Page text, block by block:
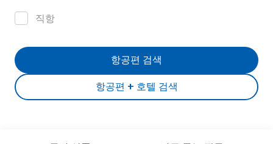
직항
항공편 + 호텔 검색
항공편 검색